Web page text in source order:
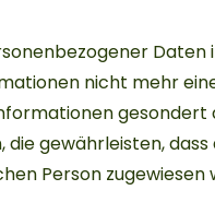
nicht mehr
gewährleisten,
Person zugewiesen